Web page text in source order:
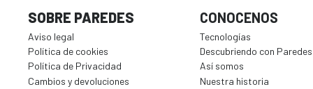
SOBRE PAREDES
Aviso legal
Política de cookies
Política de Privacidad
Cambios y devoluciones
CONOCENOS
Tecnologías
Descubriendo con Paredes
Así somos
Nuestra historia